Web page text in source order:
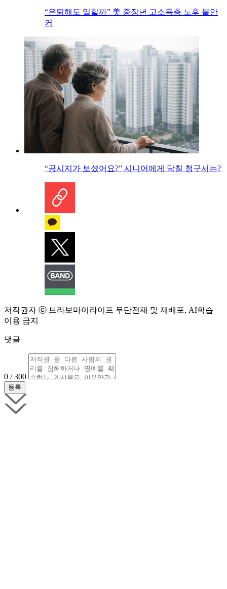
“은퇴해도 일할까” 美 중장년 고소득층 노후 불안
커
“공시지가 보셨어요?” 시니어에게 닥칠 청구서는?
저작권자 ⓒ 브라보마이라이프 무단전재 및 재배포, AI학습
이용 금지
댓글
0 / 300